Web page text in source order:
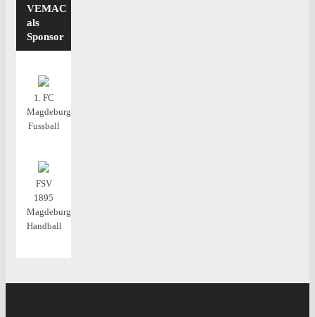
VEMAC
als
Sponsor
1. FC
Magdeburg
Fussball
FSV
1895
Magdeburg
Handball